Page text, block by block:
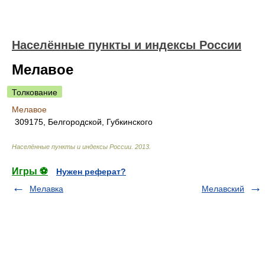
Населённые пункты и индексы России
Мелавое
Толкование
Мелавое
309175, Белгородской, Губкинского
Населённые пункты и индексы России 2013
Игры ⚽
Нужен реферат?
Мелавка
Мелавский